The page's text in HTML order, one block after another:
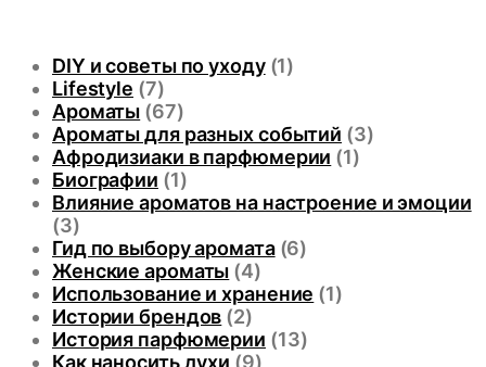
DIY и советы по уходу(1)
Lifestyle (7)
Ароматы (67)
Ароматы для разных событий (3)
Афродизиаки в парфюмерии (1)
Биографии (1)
Влияние ароматов на настроение и эмоции
(3)
Гид по выбору аромата(6)
Женские ароматы (4)
Использование и хранение (1)
Истории брендов (2)
История парфюмерии (13)
Как наносить духи (9)